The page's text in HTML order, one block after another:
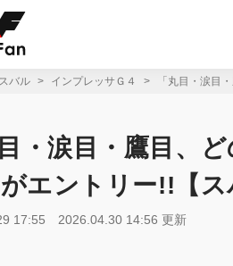
スバル インプレッサＧ４ 「丸目・涙目
目・涙目・鷹目、
エントリー!!【ス
17:55 2026.04.30 14:56 更新